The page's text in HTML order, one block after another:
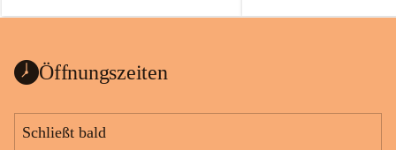
a
a
Öffnungszeiten
Schließt bald